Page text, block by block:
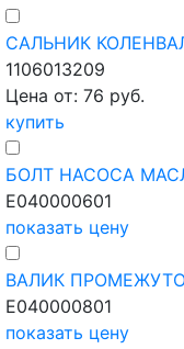
САЛЬНИК
1106013209
Цена от: 76 руб.
купить
БОЛТ НАСОСА
E040000601
показать цену
ВАЛИК
E040000801
показать цену